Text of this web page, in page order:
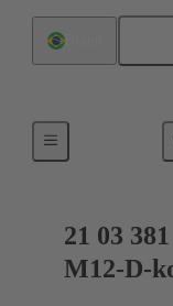
21 03
M12-D-